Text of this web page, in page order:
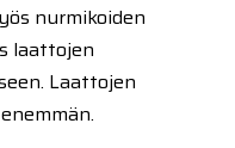
nurmikoiden
laattojen
Laattojen